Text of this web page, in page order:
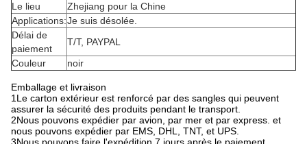
Le lieu
Zhejiang pour la Chine
Applications:Je suis désolée.
Délai de
paiement
T/T, PAYPAL
Couleur
noir
Emballage et livraison
1Le carton extérieur est renforcé par des sangles qui peuvent
assurer la sécurité des produits pendant le transport.
2Nous pouvons expédier par avion, par mer et par express. et
nous pouvons expédier par EMS, DHL, TNT, et UPS.